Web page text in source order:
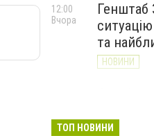
Генштаб
та
НОВИНИ
12:00
Вчора
великої
ТОП НОВИНИ